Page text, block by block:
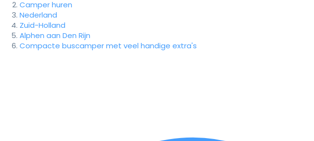
Camper huren
Nederland
Zuid-Holland
Alphen aan Den Rijn
Compacte buscamper met veel handige extra's